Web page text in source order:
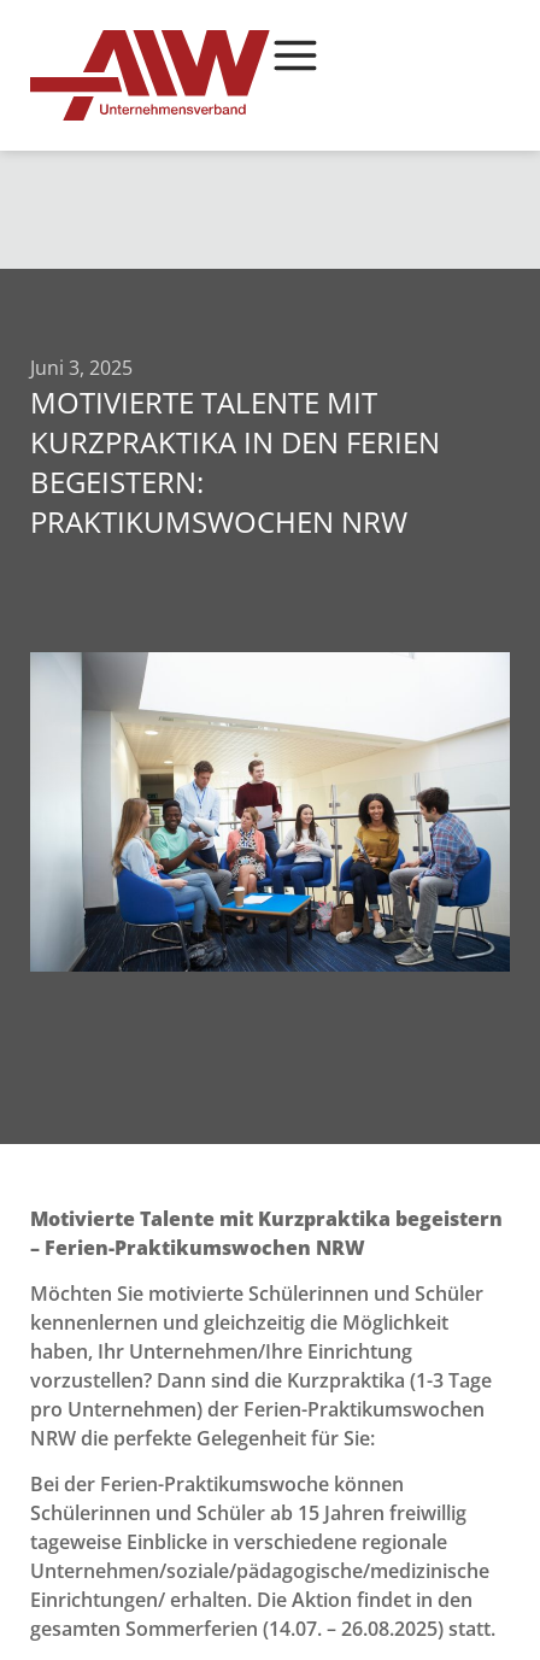
Juni 3, 2025
MOTIVIERTE TALENTE MIT
KURZPRAKTIKA IN DEN FERIEN
BEGEISTERN:
PRAKTIKUMSWOCHEN NRW
Motivierte Talente mit Kurzpraktika begeistern
– Ferien-Praktikumswochen NRW
Möchten Sie motivierte Schülerinnen und Schüler
kennenlernen und gleichzeitig die Möglichkeit
haben, Ihr Unternehmen/Ihre Einrichtung
vorzustellen? Dann sind die Kurzpraktika (1-3 Tage
pro Unternehmen) der Ferien-Praktikumswochen
NRW die perfekte Gelegenheit für Sie:
Bei der Ferien-Praktikumswoche können
Schülerinnen und Schüler ab 15 Jahren freiwillig
tageweise Einblicke in verschiedene regionale
Unternehmen/soziale/pädagogische/medizinische
Einrichtungen/ erhalten. Die Aktion findet in den
gesamten Sommerferien (14.07. – 26.08.2025) statt.